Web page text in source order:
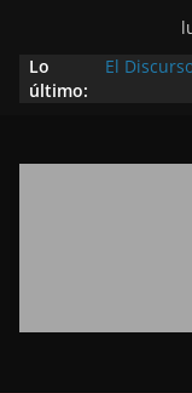
Lo
último:
El